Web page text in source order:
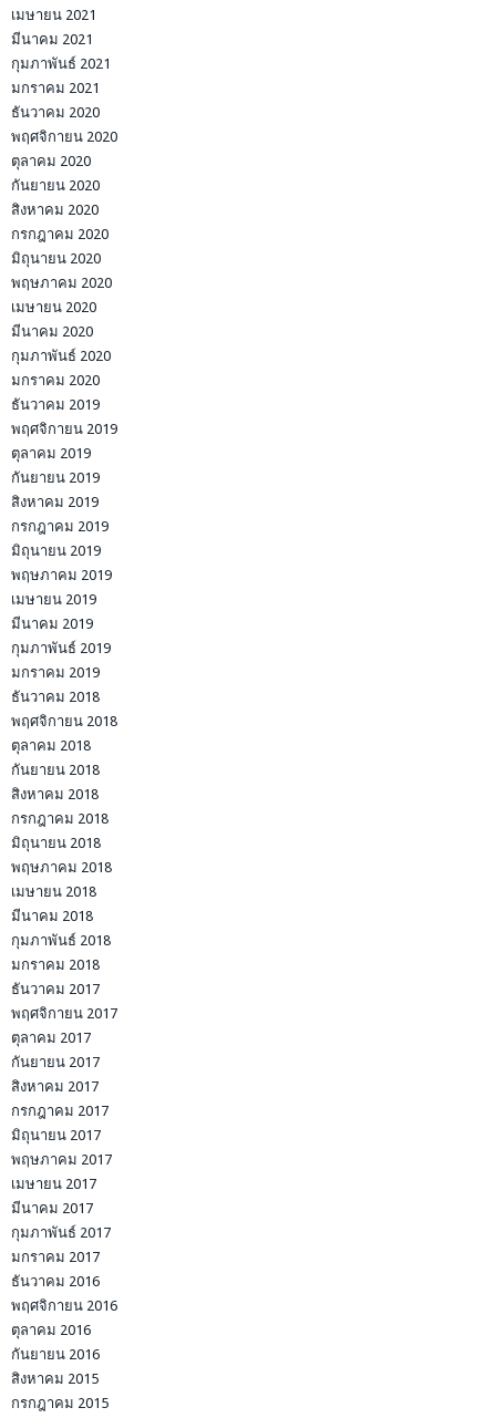
เมษายน 2021
มีนาคม 2021
กุมภาพันธ์ 2021
มกราคม 2021
ธันวาคม 2020
พฤศจิกายน 2020
ตุลาคม 2020
กันยายน 2020
สิงหาคม 2020
กรกฎาคม 2020
มิถุนายน 2020
พฤษภาคม 2020
เมษายน 2020
มีนาคม 2020
กุมภาพันธ์ 2020
มกราคม 2020
ธันวาคม 2019
พฤศจิกายน 2019
ตุลาคม 2019
กันยายน 2019
สิงหาคม 2019
กรกฎาคม 2019
มิถุนายน 2019
พฤษภาคม 2019
เมษายน 2019
มีนาคม 2019
กุมภาพันธ์ 2019
มกราคม 2019
ธันวาคม 2018
พฤศจิกายน 2018
ตุลาคม 2018
กันยายน 2018
สิงหาคม 2018
กรกฎาคม 2018
มิถุนายน 2018
พฤษภาคม 2018
เมษายน 2018
มีนาคม 2018
กุมภาพันธ์ 2018
มกราคม 2018
ธันวาคม 2017
พฤศจิกายน 2017
ตุลาคม 2017
กันยายน 2017
สิงหาคม 2017
กรกฎาคม 2017
มิถุนายน 2017
พฤษภาคม 2017
เมษายน 2017
มีนาคม 2017
กุมภาพันธ์ 2017
มกราคม 2017
ธันวาคม 2016
พฤศจิกายน 2016
ตุลาคม 2016
กันยายน 2016
สิงหาคม 2015
กรกฎาคม 2015